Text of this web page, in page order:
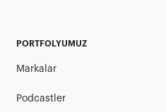
PORTFOLYUMUZ
Markalar
Podcastler